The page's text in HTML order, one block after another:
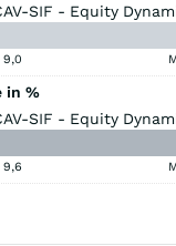
SIF - Equity
9,0
in %
SIF - Equity
9,6